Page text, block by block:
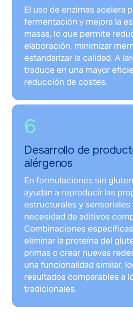
El uso de enzimas acelera
fermentación y mejora la
masas, lo que permite
elaboración, minimizar
estandarizar la calidad. A
traduce en una mayor
reducción de costes.
6
Desarrollo de
alérgenos
En formulaciones sin
ayudan a reproducir las
estructurales y sensoriales
necesidad de aditivos
Combinaciones
eliminar la proteína del
primas o crear nuevas
una funcionalidad similar,
resultados comparables a
tradicionales.